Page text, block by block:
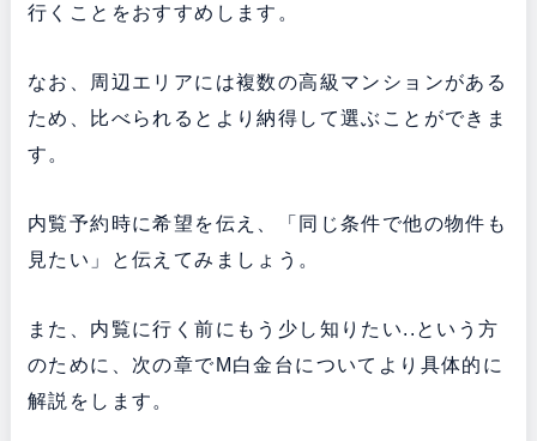
行くことをおすすめします。
なお、周辺エリアには複数の高級マンションがある
ため、比べられるとより納得して選ぶことができま
す。
内覧予約時に希望を伝え、「同じ条件で他の物件も
見たい」と伝えてみましょう。
また、内覧に行く前にもう少し知りたい..という方
のために、次の章でM白金台についてより具体的に
解説をします。